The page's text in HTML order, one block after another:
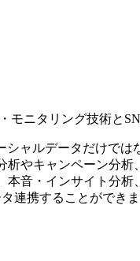
ニタリング技術と
シャルデータだけで
やキャンペーン分
音・インサイト分
連携することができ